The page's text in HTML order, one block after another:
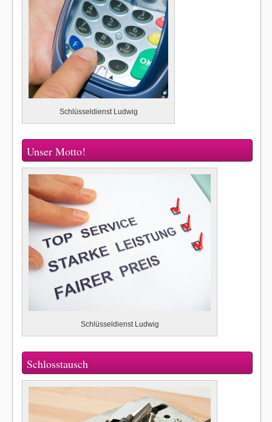
Schlüsseldienst Ludwig
Unser Motto!
Schlüsseldienst Ludwig
Schlosstausch